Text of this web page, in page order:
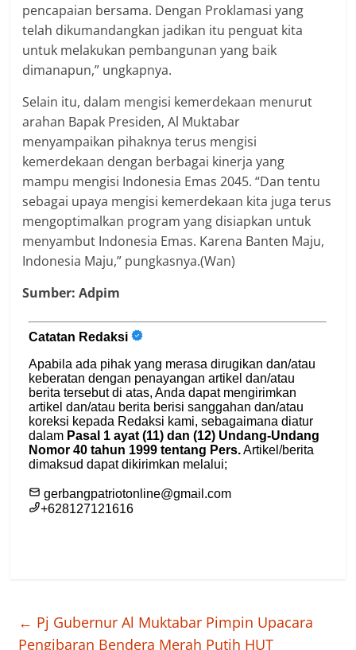
pencapaian bersama. Dengan Proklamasi yang
telah dikumandangkan jadikan itu penguat kita
untuk melakukan pembangunan yang baik
dimanapun,” ungkapnya.
Selain itu, dalam mengisi kemerdekaan menurut
arahan Bapak Presiden, Al Muktabar
menyampaikan pihaknya terus mengisi
kemerdekaan dengan berbagai kinerja yang
mampu mengisi Indonesia Emas 2045. “Dan tentu
sebagai upaya mengisi kemerdekaan kita juga terus
mengoptimalkan program yang disiapkan untuk
menyambut Indonesia Emas. Karena Banten Maju,
Indonesia Maju,” pungkasnya.(Wan)
Sumber: Adpim
← Pj Gubernur Al Muktabar Pimpin Upacara
Pengibaran Bendera Merah Putih HUT